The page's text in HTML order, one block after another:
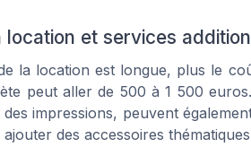
location et services
la location est longue, plus le
peut aller de 500 à 1 500
impressions, peuvent
des accessoires